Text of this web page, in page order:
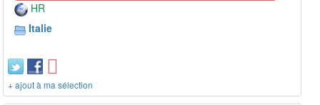
HR
Italie
+ ajout à ma sélection